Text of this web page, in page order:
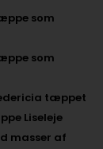
som
som
tæppet
Liseleje
masser af